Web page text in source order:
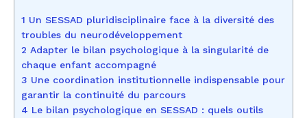
1 Un SESSAD pluridisciplinaire face à la diversité des
troubles du neurodéveloppement
2 Adapter le bilan psychologique à la singularité de
chaque enfant accompagné
3 Une coordination institutionnelle indispensable pour
garantir la continuité du parcours
4 Le bilan psychologique en SESSAD : quels outils